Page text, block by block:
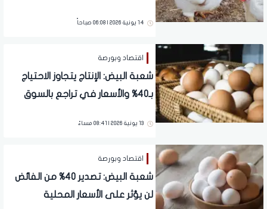
14 يونية 2026 | 06:08 صباحاً
اقتصاد وبورصة
شعبة البيض: الإنتاج يتجاوز الاحتياج
بـ40% والأسعار في تراجع بالسوق
13 يونية 2026 | 08:41 مساءً
اقتصاد وبورصة
شعبة البيض: تصدير 40% من الفائض
لن يؤثر على الأسعار المحلية